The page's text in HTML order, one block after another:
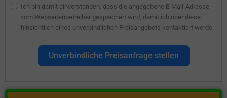
Ich bin damit einverstanden, dass die angegebene E-Mail-Adresse
vom Webseitenbetreiber gespeichert wird, damit ich über diese
hinsichtlich eines unverbindlichen Preisangebots kontaktiert werde.
Unverbindliche Preisanfrage stellen